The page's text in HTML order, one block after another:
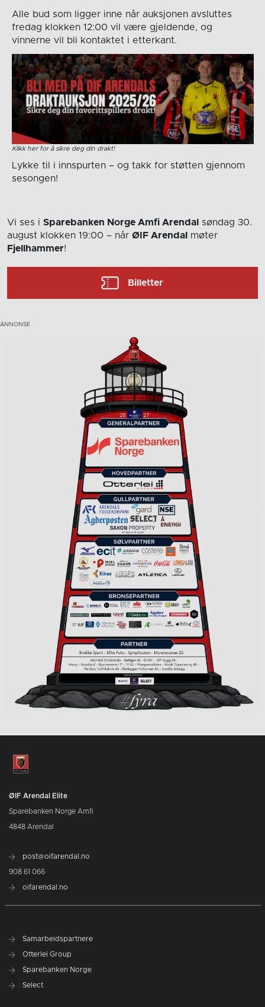
Alle bud som ligger inne når auksjonen avsluttes
fredag klokken 12:00 vil være gjeldende, og
vinnerne vil bli kontaktet i etterkant.
Klikk her for å sikre deg din drakt!
Lykke til i innspurten – og takk for støtten gjennom
sesongen!
Vi ses i Sparebanken Norge Amfi Arendal
søndag 30.
august klokken 19:00 – når ØIF Arendal
møter
Fjellhammer!
Billetter
ØIF Arendal Elite
Sparebanken Norge Amfi
4848 Arendal
post@oifarendal.no
908 61 066
oifarendal.no
Samarbeidspartnere
Otterlei Group
Sparebanken Norge
Select